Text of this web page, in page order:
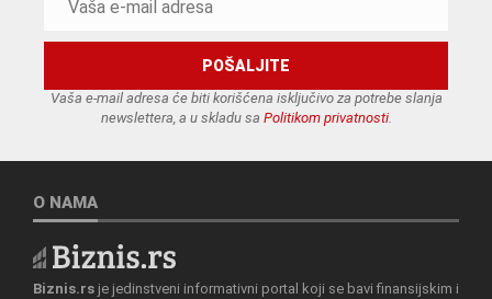
Vaša e-mail adresa će biti korišćena isključivo za potrebe slanja
newslettera, a u skladu sa Politikom privatnosti.
O NAMA
Biznis.rs je jedinstveni informativni portal koji se bavi finansijskim i